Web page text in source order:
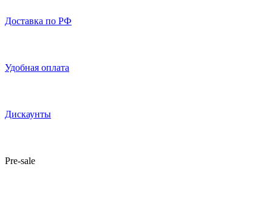
Доставка по РФ
Удобная оплата
Дискаунты
Pre-sale